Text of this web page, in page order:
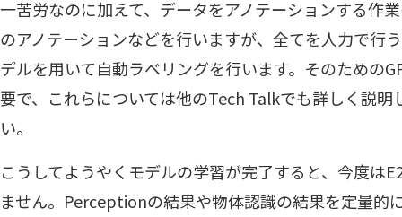
一苦労なのに加えて、データをアノテーションする作
のアノテーションなどを行いますが、全てを人力で行
デルを用いて自動ラベリングを行います。そのための
要で、これらについては他のTech Talkでも詳しく説明
い。
こうしてようやくモデルの学習が完了すると、今度は
ません。Perceptionの結果や物体認識の結果を定量的